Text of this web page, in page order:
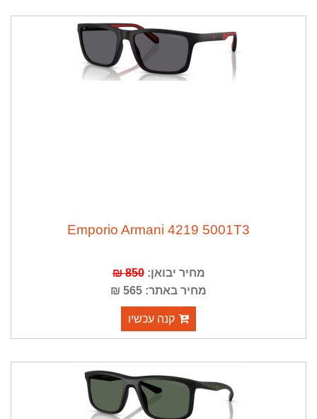
Emporio Armani 4219 5001T3
מחיר יבואן:850 ₪
מחיר באתר: 565 ₪
קנה עכשיו